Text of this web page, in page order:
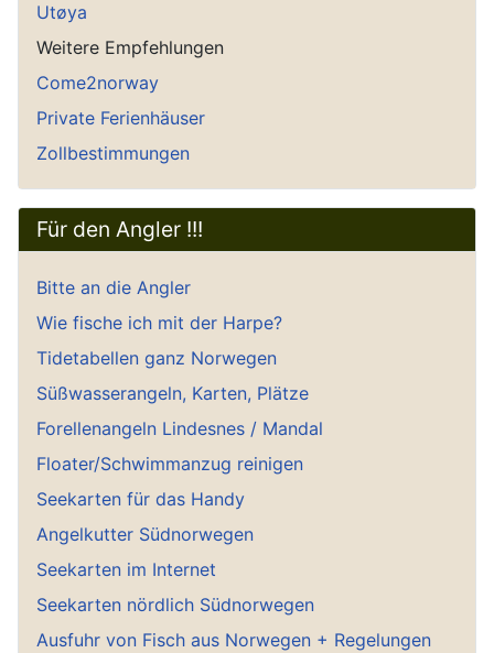
Utøya
Weitere Empfehlungen
Come2norway
Private Ferienhäuser
Zollbestimmungen
Für den Angler !!!
Bitte an die Angler
Wie fische ich mit der Harpe?
Tidetabellen ganz Norwegen
Süßwasserangeln, Karten, Plätze
Forellenangeln Lindesnes / Mandal
Floater/Schwimmanzug reinigen
Seekarten für das Handy
Angelkutter Südnorwegen
Seekarten im Internet
Seekarten nördlich Südnorwegen
Ausfuhr von Fisch aus Norwegen + Regelungen